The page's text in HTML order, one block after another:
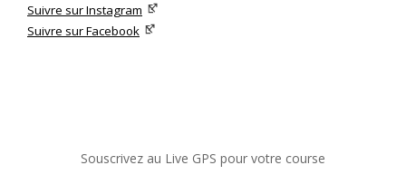
Suivre sur Instagram
Suivre sur Facebook
Souscrivez au Live GPS pour votre course